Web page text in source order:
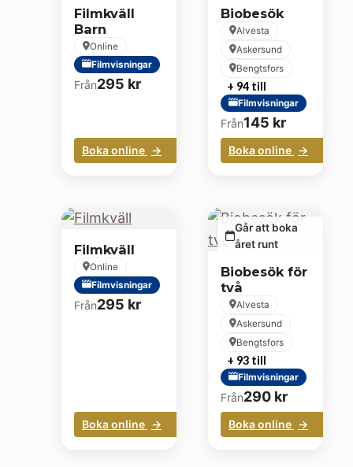
Filmkväll
Barn
Online
Filmvisningar
Från295 kr
Boka online
året runt
Biobesök
Alvesta
Askersund
Bengtsfors
+ 94 till
Filmvisningar
Från145 kr
Boka online
Filmkväll
Online
Filmvisningar
Från295 kr
Boka online
Går att boka
året runt
Biobesök för
två
Alvesta
Askersund
Bengtsfors
+ 93 till
Filmvisningar
Från290 kr
Boka online